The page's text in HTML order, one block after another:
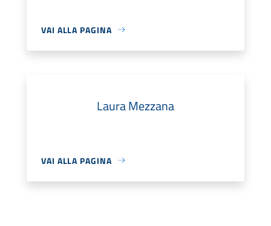
VAI ALLA PAGINA
Laura Mezzana
VAI ALLA PAGINA